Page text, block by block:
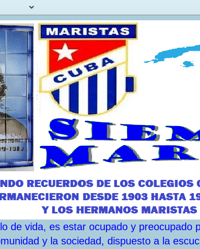
de vida, es estar ocupado y
y la sociedad, dispuesto a la